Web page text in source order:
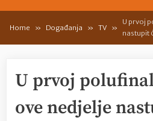
Home Događanja TV
U prvoj
nastupit
U prvoj
ove nedjelje